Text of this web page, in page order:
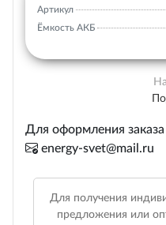
Артикул
Ёмкость АКБ
Для оформления
energy-svet@mail.ru
Для получения
предложения или